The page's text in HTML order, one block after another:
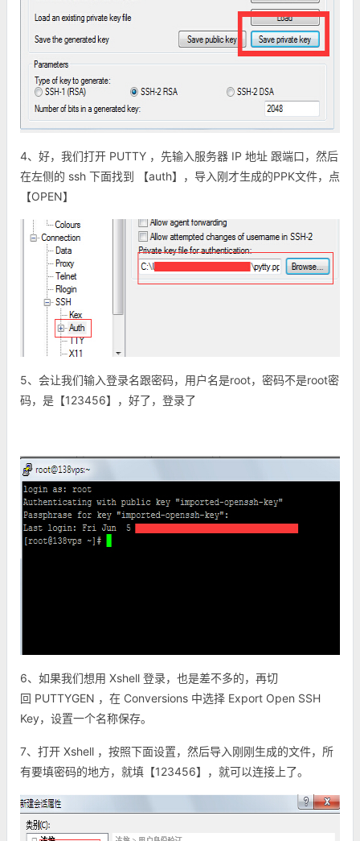
4、好，我们打开 PUTTY ，先输入服务器 IP 地址 跟端口，然后
在左侧的 ssh 下面找到 【auth】，导入刚才生成的PPK文件，点
【OPEN】
5、会让我们输入登录名跟密码，用户名是root，密码不是root密
码，是【123456】，好了，登录了
6、如果我们想用 Xshell 登录，也是差不多的，再切
回 PUTTYGEN ，在 Conversions 中选择 Export Open SSH
Key，设置一个名称保存。
7、打开 Xshell ，按照下面设置，然后导入刚刚生成的文件，所
有要填密码的地方，就填【123456】，就可以连接上了。